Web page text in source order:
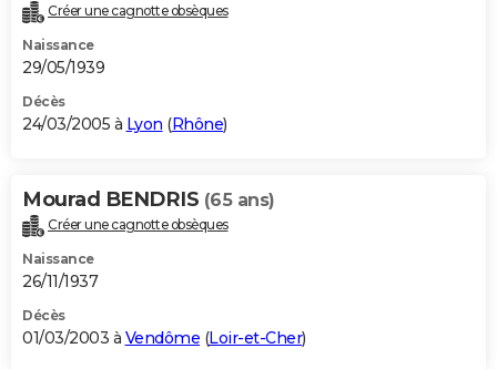
Créer une cagnotte obsèques
Naissance
29/05/1939
Décès
24/03/2005 à Lyon (Rhône)
Mourad BENDRIS (65 ans)
Créer une cagnotte obsèques
Naissance
26/11/1937
Décès
01/03/2003 à Vendôme (Loir-et-Cher)